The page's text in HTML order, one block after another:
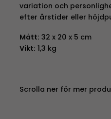
variation och
efter årstider eller
Mått: 32 x 20 x 5 cm
Vikt: 1,3 kg
Scrolla ner för mer